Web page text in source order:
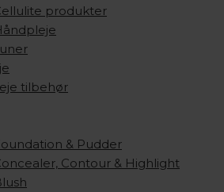
produkter
tilbehør
& Pudder
Contour & Highlight